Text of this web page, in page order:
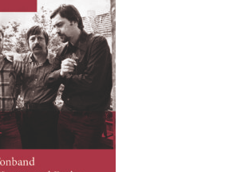
von Mitgliedern
im Literaturhaus Leipzig